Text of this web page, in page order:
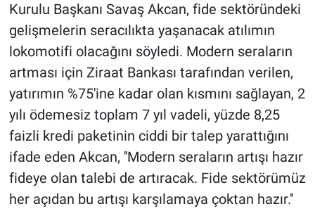
Kurulu Başkanı Savaş Akcan, fide sektöründeki
gelişmelerin seracılıkta yaşanacak atılımın
lokomotifi olacağını söyledi. Modern seraların
artması için Ziraat Bankası tarafından verilen,
yatırımın %75'ine kadar olan kısmını sağlayan, 2
yılı ödemesiz toplam 7 yıl vadeli, yüzde 8,25
faizli kredi paketinin ciddi bir talep yarattığını
ifade eden Akcan, ''Modern seraların artışı hazır
fideye olan talebi de artıracak. Fide sektörümüz
her açıdan bu artışı karşılamaya çoktan hazır.''